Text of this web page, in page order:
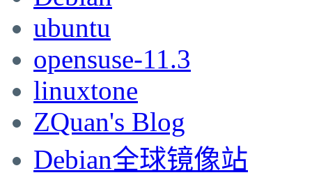
ubuntu
opensuse-11.3
linuxtone
ZQuan's Blog
Debian全球镜像站